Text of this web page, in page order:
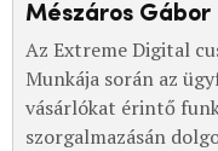
Mészáros Gábor
Az Extreme Digital
Munkája során az
vásárlókat érintő
szorgalmazásán